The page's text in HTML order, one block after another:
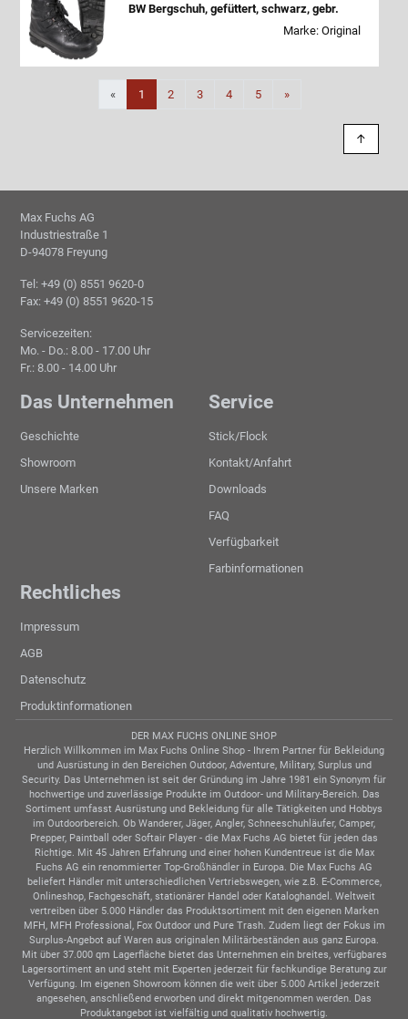
BW Bergschuh, gefüttert, schwarz, gebr.
Marke: Original
« 1 2 3 4 5 »Weiter
↑
Max Fuchs AG
Industriestraße 1
D-94078 Freyung
Tel: +49 (0) 8551 9620-0
Fax: +49 (0) 8551 9620-15
Servicezeiten:
Mo. - Do.: 8.00 - 17.00 Uhr
Fr.: 8.00 - 14.00 Uhr
Das Unternehmen
Geschichte
Showroom
Unsere Marken
Service
Stick/Flock
Kontakt/Anfahrt
Downloads
FAQ
Verfügbarkeit
Farbinformationen
Rechtliches
Impressum
AGB
Datenschutz
Produktinformationen
DER MAX FUCHS ONLINE SHOP
Herzlich Willkommen im Max Fuchs Online Shop - Ihrem Partner für Bekleidung
und Ausrüstung in den Bereichen Outdoor, Adventure, Military, Surplus und
Security. Das Unternehmen ist seit der Gründung im Jahre 1981 ein Synonym für
hochwertige und zuverlässige Produkte im Outdoor- und Military-Bereich. Das
Sortiment umfasst Ausrüstung und Bekleidung für alle Tätigkeiten und Hobbys
im Outdoorbereich. Ob Wanderer, Jäger, Angler, Schneeschuhläufer, Camper,
Prepper, Paintball oder Softair Player - die Max Fuchs AG bietet für jeden das
Richtige. Mit 45 Jahren Erfahrung und einer hohen Kundentreue ist die Max
Fuchs AG ein renommierter Top-Großhändler in Europa. Die Max Fuchs AG
beliefert Händler mit unterschiedlichen Vertriebswegen, wie z.B. E-Commerce,
Onlineshop, Fachgeschäft, stationärer Handel oder Kataloghandel. Weltweit
vertreiben über 5.000 Händler das Produktsortiment mit den eigenen Marken
MFH, MFH Professional, Fox Outdoor und Pure Trash. Zudem liegt der Fokus im
Surplus-Angebot auf Waren aus originalen Militärbeständen aus ganz Europa.
Mit über 37.000 qm Lagerfläche bietet das Unternehmen ein breites, verfügbares
Lagersortiment an und steht mit Experten jederzeit für fachkundige Beratung zur
Verfügung. Im eigenen Showroom können die weit über 5.000 Artikel jederzeit
angesehen, anschließend erworben und direkt mitgenommen werden. Das
Produktangebot ist vielfältig und qualitativ hochwertig.